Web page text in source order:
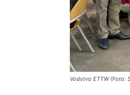
Vodstvo ETTW (Foto: